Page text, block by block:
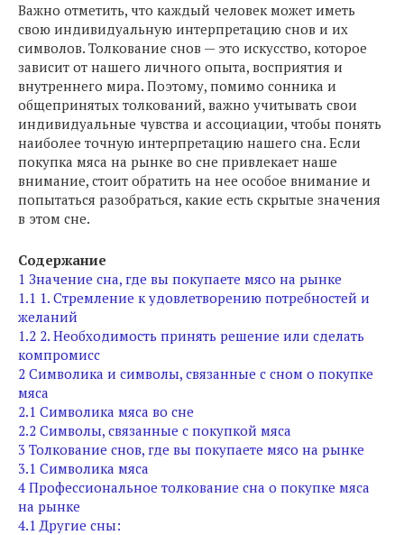
Важно отметить, что каждый человек может иметь
свою индивидуальную интерпретацию снов и их
символов. Толкование снов — это искусство, которое
зависит от нашего личного опыта, восприятия и
внутреннего мира. Поэтому, помимо сонника и
общепринятых толкований, важно учитывать свои
индивидуальные чувства и ассоциации, чтобы понять
наиболее точную интерпретацию нашего сна. Если
покупка мяса на рынке во сне привлекает наше
внимание, стоит обратить на нее особое внимание и
попытаться разобраться, какие есть скрытые значения
в этом сне.
Содержание
1 Значение сна, где вы покупаете мясо на рынке
1.1 1. Стремление к удовлетворению потребностей и
желаний
1.2 2. Необходимость принять решение или сделать
компромисс
2 Символика и символы, связанные с сном о покупке
мяса
2.1 Символика мяса во сне
2.2 Символы, связанные с покупкой мяса
3 Толкование снов, где вы покупаете мясо на рынке
3.1 Символика мяса
4 Профессиональное толкование сна о покупке мяса
на рынке
4.1 Другие сны: